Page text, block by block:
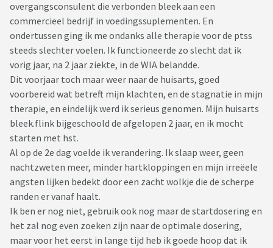
overgangsconsulent die verbonden bleek aan een
commercieel bedrijf in voedingssuplementen. En
ondertussen ging ik me ondanks alle therapie voor de ptss
steeds slechter voelen. Ik functioneerde zo slecht dat ik
vorig jaar, na 2 jaar ziekte, in de WIA belandde.
Dit voorjaar toch maar weer naar de huisarts, goed
voorbereid wat betreft mijn klachten, en de stagnatie in mijn
therapie, en eindelijk werd ik serieus genomen. Mijn huisarts
bleek.flink bijgeschoold de afgelopen 2 jaar, en ik mocht
starten met hst.
Al op de 2e dag voelde ik verandering. Ik slaap weer, geen
nachtzweten meer, minder hartkloppingen en mijn irreëele
angsten lijken bedekt door een zacht wolkje die de scherpe
randen er vanaf haalt.
Ik ben er nog niet, gebruik ook nog maar de startdosering en
het zal nog even zoeken zijn naar de optimale dosering,
maar voor het eerst in lange tijd heb ik goede hoop dat ik